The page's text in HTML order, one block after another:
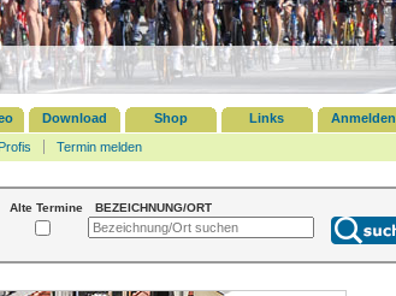
Download Shop Links
Anmelden
Profis Termin melden
Alte Termine BEZEICHNUNG/ORT